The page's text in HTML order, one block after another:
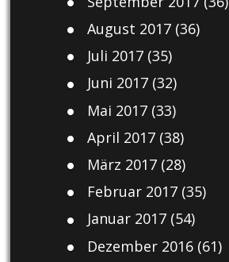
August 2017(36)
Juli 2017(35)
Juni 2017(32)
Mai 2017(33)
April 2017(38)
März 2017(28)
Februar 2017(35)
Januar 2017(54)
Dezember 2016(61)